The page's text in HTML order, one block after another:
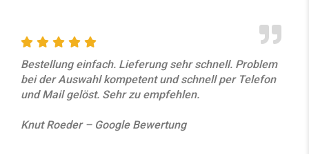
Bestellung einfach. Lieferung sehr schnell. Problem
bei der Auswahl kompetent und schnell per Telefon
und Mail gelöst. Sehr zu empfehlen.
Knut Roeder – Google Bewertung